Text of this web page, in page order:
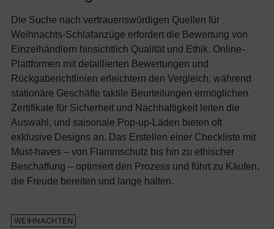
Die Suche nach vertrauenswürdigen Quellen für
Weihnachts-Schlafanzüge erfordert die Bewertung von
Einzelhändlern hinsichtlich Qualität und Ethik. Online-
Plattformen mit detaillierten Bewertungen und
Rückgaberichtlinien erleichtern den Vergleich, während
stationäre Geschäfte taktile Beurteilungen ermöglichen.
Zertifikate für Sicherheit und Nachhaltigkeit leiten die
Auswahl, und saisonale Pop-up-Läden bieten oft
exklusive Designs an. Das Erstellen einer Checkliste mit
Must-haves – von Flammschutz bis hin zu ethischer
Beschaffung – optimiert den Prozess und führt zu Käufen,
die Freude bereiten und lange halten.
WEIHNACHTEN